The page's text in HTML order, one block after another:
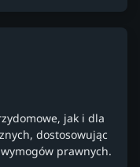
jak i dla
dostosowując
prawnych.